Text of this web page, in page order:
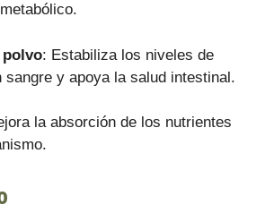
polvo: Estabiliza los niveles de
sangre y apoya la salud intestinal.
la absorción de los nutrientes